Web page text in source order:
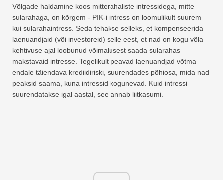
Võlgade haldamine koos mitterahaliste intressidega, mitte
sularahaga, on kõrgem - PIK-i intress on loomulikult suurem
kui sularahaintress. Seda tehakse selleks, et kompenseerida
laenuandjaid (või investoreid) selle eest, et nad on kogu võla
kehtivuse ajal loobunud võimalusest saada sularahas
makstavaid intresse. Tegelikult peavad laenuandjad võtma
endale täiendava krediidiriski, suurendades põhiosa, mida nad
peaksid saama, kuna intressid kogunevad. Kuid intressi
suurendatakse igal aastal, see annab liitkasumi.